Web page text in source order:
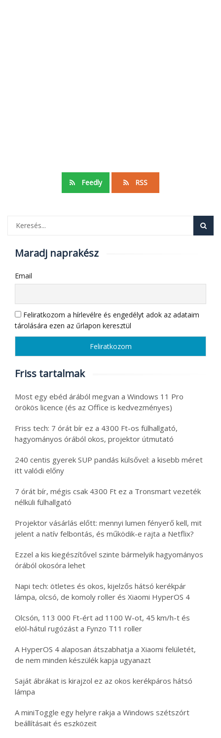
Feedly RSS
Maradj naprakész
Email
Feliratkozom a hírlevélre és engedélyt adok az adataim
tárolására ezen az űrlapon keresztül
Friss tartalmak
Most egy ebéd árából megvan a Windows 11 Pro
örökös licence (és az Office is kedvezményes)
Friss tech: 7 órát bír ez a 4300 Ft-os fülhallgató,
hagyományos órából okos, projektor útmutató
240 centis gyerek SUP pandás külsővel: a kisebb méret
itt valódi előny
7 órát bír, mégis csak 4300 Ft ez a Tronsmart vezeték
nélküli fülhallgató
Projektor vásárlás előtt: mennyi lumen fényerő kell, mit
jelent a natív felbontás, és működik-e rajta a Netflix?
Ezzel a kis kiegészítővel szinte bármelyik hagyományos
órából okosóra lehet
Napi tech: ötletes és okos, kijelzős hátsó kerékpár
lámpa, olcsó, de komoly roller és Xiaomi HyperOS 4
Olcsón, 113 000 Ft-ért ad 1100 W-ot, 45 km/h-t és
elöl-hátul rugózást a Fynzo T11 roller
A HyperOS 4 alaposan átszabhatja a Xiaomi felületét,
de nem minden készülék kapja ugyanazt
Saját ábrákat is kirajzol ez az okos kerékpáros hátsó
lámpa
A miniToggle egy helyre rakja a Windows szétszórt
beállításait és eszközeit